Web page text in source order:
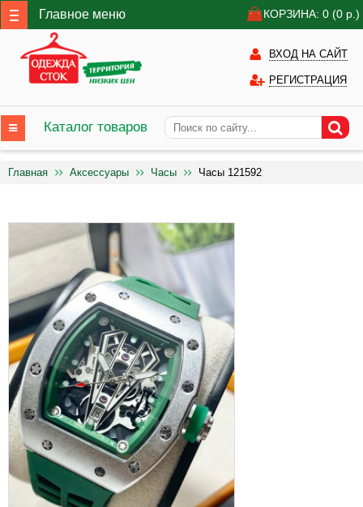
Главное меню КОРЗИНА: 0 (0 р.)
ВХОД НА САЙТ
РЕГИСТРАЦИЯ
Каталог товаров
Главная Аксессуары Часы Часы 121592